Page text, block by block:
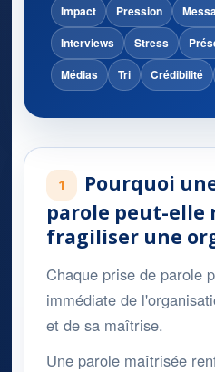
Impact Pression
Interviews
Stress
Médias
Tri Crédibilité
1
Pourquoi
parole peut-elle
fragiliser une
Chaque prise de parole
immédiate de
et de sa maîtrise.
Une parole maîtrisée